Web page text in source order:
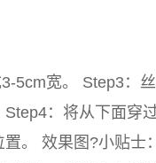
5cm宽。 Step3：
：将从下面穿
。 效果图?小贴士